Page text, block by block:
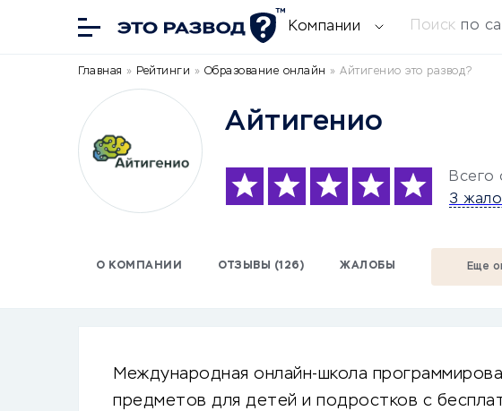
Компании Поиск по
Главная » Рейтинги » Образование онлайн » Айтигенио это развод?
Айтигенио
Всего
3
О КОМПАНИИ ОТЗЫВЫ (126) ЖАЛОБЫ Еще
Международная онлайн-школа
предметов для детей и подростков с